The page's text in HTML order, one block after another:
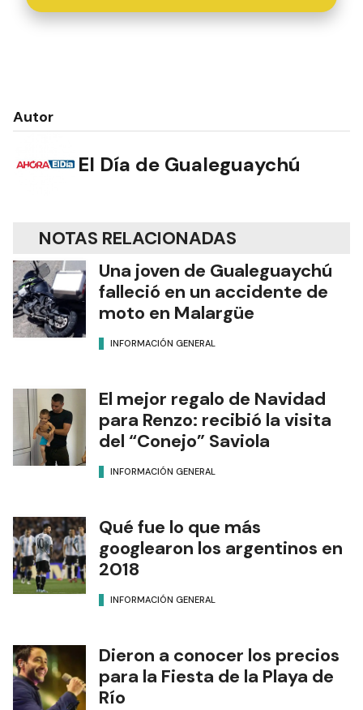
Autor
El Día de Gualeguaychú
NOTAS RELACIONADAS
Una joven de Gualeguaychú
falleció en un accidente de
moto en Malargüe
INFORMACIÓN GENERAL
El mejor regalo de Navidad
para Renzo: recibió la visita
del “Conejo” Saviola
INFORMACIÓN GENERAL
Qué fue lo que más
googlearon los argentinos en
2018
INFORMACIÓN GENERAL
Dieron a conocer los precios
para la Fiesta de la Playa de
Río